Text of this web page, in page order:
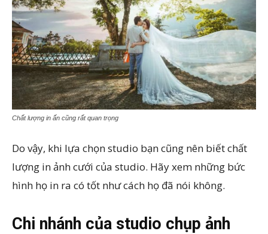
Chất lượng in ấn cũng rất quan trọng
Do vậy, khi lựa chọn studio bạn cũng nên biết chất
lượng in ảnh cưới của studio. Hãy xem những bức
hình họ in ra có tốt như cách họ đã nói không.
Chi nhánh của studio chụp ảnh